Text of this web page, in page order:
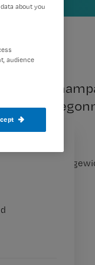
weer
te volgen (in
about you
audience